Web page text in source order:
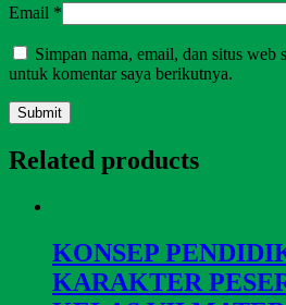
Email *
Simpan nama, email, dan situs web
untuk komentar saya berikutnya.
Related products
KONSEP
KARAKTER